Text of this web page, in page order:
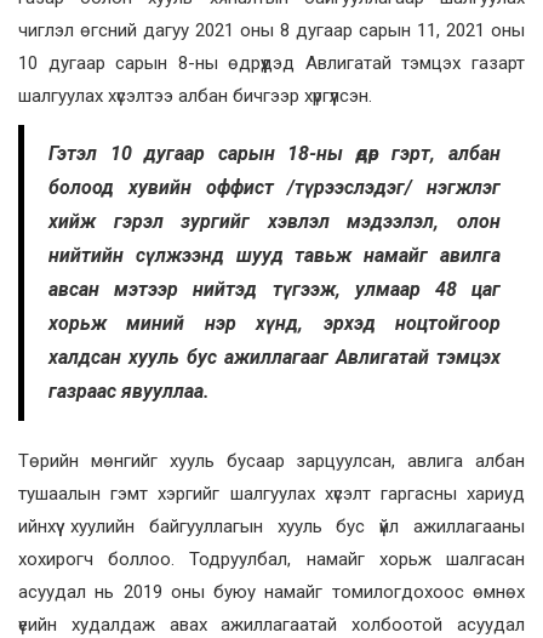
чиглэл өгсний дагуу 2021 оны 8 дугаар сарын 11, 2021 оны
10 дугаар сарын 8-ны өдрүүдэд Авлигатай тэмцэх газарт
шалгуулах хүсэлтээ албан бичгээр хүргүүлсэн.
Гэтэл 10 дугаар сарын 18-ны өдөр гэрт, албан
болоод хувийн оффист /түрээслэдэг/ нэгжлэг
хийж гэрэл зургийг хэвлэл мэдээлэл, олон
нийтийн сүлжээнд шууд тавьж намайг авилга
авсан мэтээр нийтэд түгээж, улмаар 48 цаг
хорьж миний нэр хүнд, эрхэд ноцтойгоор
халдсан хууль бус ажиллагааг Авлигатай тэмцэх
газраас явууллаа.
Төрийн мөнгийг хууль бусаар зарцуулсан, авлига албан
тушаалын гэмт хэргийг шалгуулах хүсэлт гаргасны хариуд
ийнхүү хуулийн байгууллагын хууль бус үйл ажиллагааны
хохирогч боллоо. Тодруулбал, намайг хорьж шалгасан
асуудал нь 2019 оны буюу намайг томилогдохоос өмнөх
үеийн худалдаж авах ажиллагаатай холбоотой асуудал